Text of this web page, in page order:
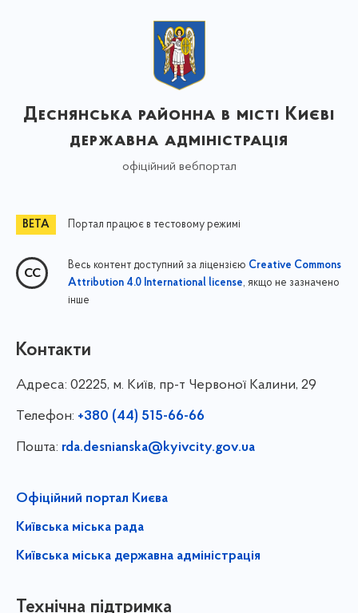
Деснянська районна в місті Києві
державна адміністрація
офіційний вебпортал
Портал працює в тестовому режимі
Весь контент доступний за ліцензією Creative Commons
Attribution 4.0 International license, якщо не зазначено
інше
Контакти
Адреса: 02225, м. Київ, пр-т Червоної Калини, 29
Телефон: +380 (44) 515-66-66
Пошта: rda.desnianska@kyivcity.gov.ua
Офіційний портал Києва
Київська міська рада
Київська міська державна адміністрація
Технічна підтримка